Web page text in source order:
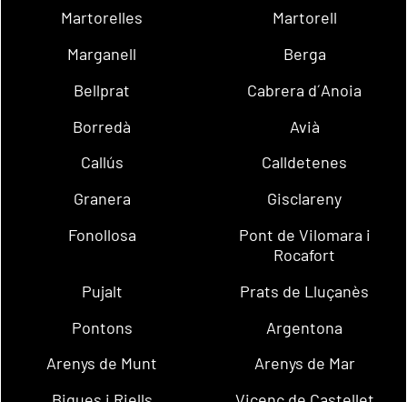
Martorelles
Martorell
Marganell
Berga
Bellprat
Cabrera d´Anoia
Borredà
Avià
Callús
Calldetenes
Granera
Gisclareny
Fonollosa
Pont de Vilomara i
Rocafort
Pujalt
Prats de Lluçanès
Pontons
Argentona
Arenys de Munt
Arenys de Mar